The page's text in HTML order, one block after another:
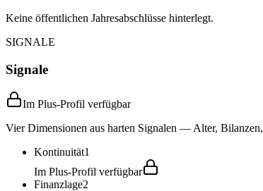
Keine öffentlichen Jahresabschlüsse hinterlegt.
SIGNALE
Signale
Im Plus-Profil verfügbar
Vier Dimensionen aus harten Signalen — Alter,
Kontinuität1
Im Plus-Profil verfügbar
Finanzlage2